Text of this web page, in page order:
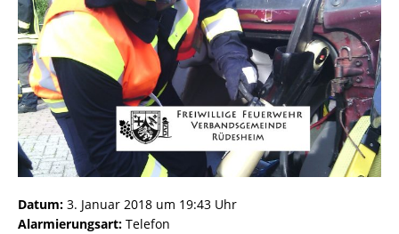
Datum: 3. Januar 2018 um 19:43 Uhr
Alarmierungsart: Telefon